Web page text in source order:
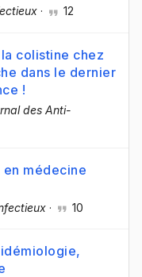
· 12
colistine chez
dans le dernier
!
des Anti-
médecine
· 10